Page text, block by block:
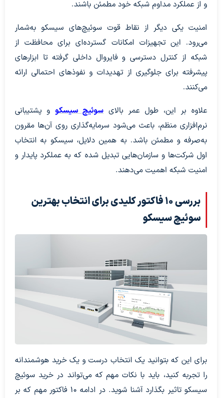
و از عملکرد مداوم شبکه خود مطمئن باشند.
امنیت یکی دیگر از نقاط قوت سوئیچ‌های سیسکو به‌شمار
می‌رود. این تجهیزات امکانات گسترده‌ای برای محافظت از
شبکه از کنترل دسترسی و فایروال داخلی گرفته تا ابزارهای
پیشرفته برای جلوگیری از تهدیدات و نفوذهای احتمالی ارائه
می‌کنند.
علاوه بر این، طول عمر بالای سوئیچ‌ سیسکو و پشتیبانی
نرم‌افزاری منظم، باعث می‌شود سرمایه‌گذاری روی آن‌ها مقرون
به‌صرفه و مطمئن باشد. به همین دلایل، سیسکو به انتخاب
اول شرکت‌ها و سازمان‌هایی تبدیل شده که به عملکرد پایدار و
امنیت شبکه اهمیت می‌دهند.
بررسی ۱۰ فاکتور کلیدی برای انتخاب بهترین
سوئیچ سیسکو
برای این که بتوانید یک انتخاب درست و یک خرید هوشمندانه
را تجربه کنید، باید با نکات مهم که می‌تواند در خرید سوئیچ
سیسکو تاثیر بگذارد آشنا شوید. در ادامه 10 فاکتور مهم که بر